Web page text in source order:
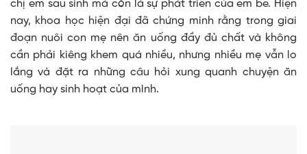
chị em sau sinh mà còn là sự phát triển của em bé. Hiện
nay, khoa học hiện đại đã chứng minh rằng trong giai
đoạn nuôi con mẹ nên ăn uống đầy đủ chất và không
cần phải kiêng khem quá nhiều, nhưng nhiều mẹ vẫn lo
lắng và đặt ra những câu hỏi xung quanh chuyện ăn
uống hay sinh hoạt của mình.